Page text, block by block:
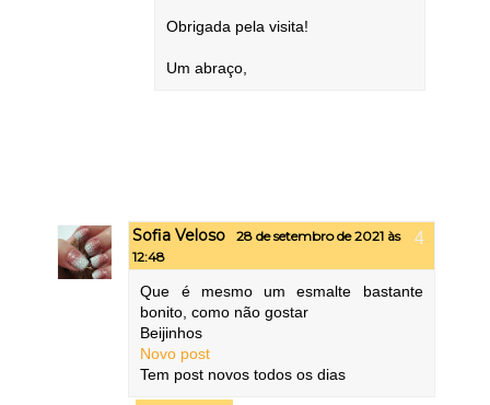
Obrigada pela visita!
Um abraço,
Sofia Veloso
28 de setembro de 2021 às
12:48
Que é mesmo um esmalte bastante
bonito, como não gostar
Beijinhos
Novo post
Tem post novos todos os dias